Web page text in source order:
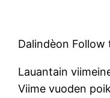
Dalindèon
Lauantain
Viime vuoden